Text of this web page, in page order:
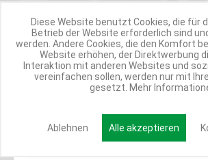
Werde Teil der Miweba
Verpasse nie wieder exklusive Newsletter-
E-MAIL*
Diese Website benutzt Cookies, die für
Betrieb der Website erforderlich sind
werden. Andere Cookies, die den Komfort
Website erhöhen, der Direktwerbung
Interaktion mit anderen Websites und
vereinfachen sollen, werden nur mit
gesetzt. Mehr
Ablehnen Alle akzeptieren